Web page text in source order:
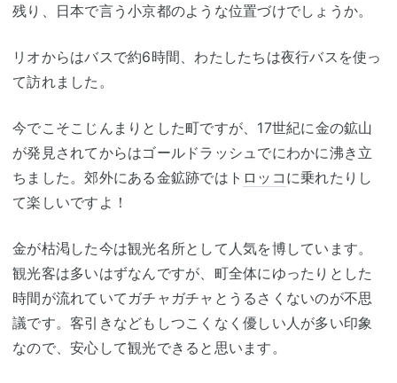
残り、日本で言う小京都のような位置づけでしょうか。
リオからはバスで約6時間、わたしたちは夜行バスを使っ
て訪れました。
今でこそこじんまりとした町ですが、17世紀に金の鉱山
が発見されてからはゴールドラッシュでにわかに沸き立
ちました。郊外にある金鉱跡ではト ロッコ に乗れたりし
て楽しいですよ！
金が枯渇した今は観光名所として人気を博しています。
観光客は多いはずなんですが、町全体にゆったりとした
時間が流れていてガチャガチャとうるさくないのが不思
議です。客引きなどもしつこくなく優しい人が多い印象
なので、安心して観光できると思います。